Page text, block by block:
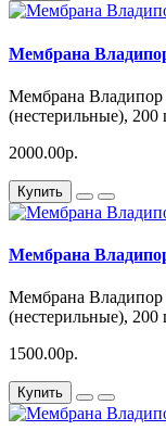
Мембрана
Мембрана
(нестерильные), 200
2000.00р.
Купить
Мембрана
Мембрана
(нестерильные), 200
1500.00р.
Купить